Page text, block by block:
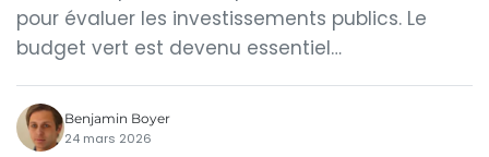
pour évaluer les investissements publics. Le
budget vert est devenu essentiel…
Benjamin Boyer
24 mars 2026